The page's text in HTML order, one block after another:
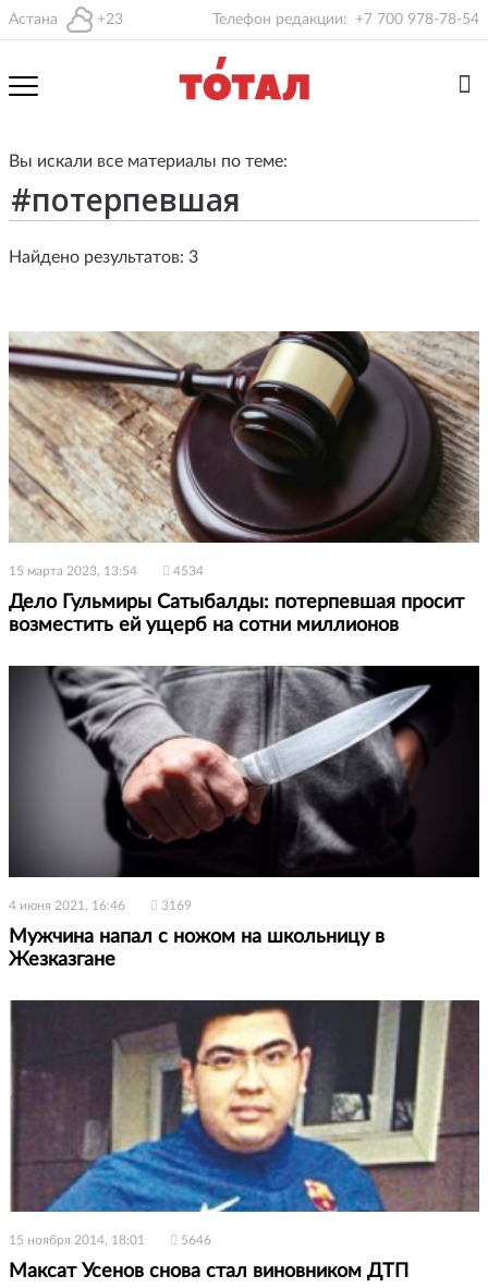
Астана +23 Телефон редакции: +7 700 978-78-54
Вы искали все материалы по теме:
Найдено результатов: 3
15 марта 2023, 13:54 4534
Дело Гульмиры Сатыбалды: потерпевшая просит
возместить ей ущерб на сотни миллионов
4 июня 2021, 16:46 3169
Мужчина напал с ножом на школьницу в
Жезказгане
15 ноября 2014, 18:01 5646
Максат Усенов снова стал виновником ДТП